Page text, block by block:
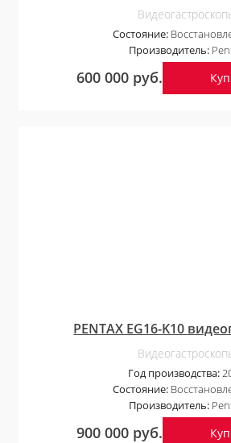
Состояние:
Производитель:
600 000 руб.
PENTAX EG16-K10
Год производства:
Состояние:
Производитель:
900 000 руб.